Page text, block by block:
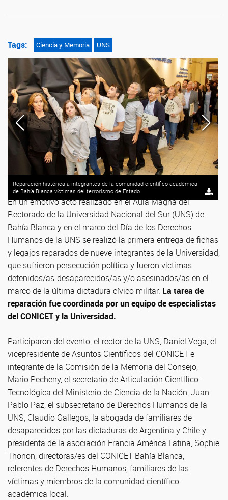
Tags: Ciencia y Memoria UNS
Reparación histórica a integrantes de la comunidad científico académica
de Bahía Blanca víctimas del terrorismo de Estado.
En un emotivo acto realizado en el Aula Magna del
Rectorado de la Universidad Nacional del Sur (UNS) de
Bahía Blanca y en el marco del Día de los Derechos
Humanos de la UNS se realizó la primera entrega de fichas
y legajos reparados de nueve integrantes de la Universidad,
que sufrieron persecución política y fueron víctimas
detenidos/as-desaparecidos/as y/o asesinados/as en el
marco de la última dictadura cívico militar. La tarea de
reparación fue coordinada por un equipo de especialistas
del CONICET y la Universidad.
Participaron del evento, el rector de la UNS, Daniel Vega, el
vicepresidente de Asuntos Científicos del CONICET e
integrante de la Comisión de la Memoria del Consejo,
Mario Pecheny, el secretario de Articulación Científico-
Tecnológica del Ministerio de Ciencia de la Nación, Juan
Pablo Paz, el subsecretario de Derechos Humanos de la
UNS, Claudio Gallegos, la abogada de familiares de
desaparecidos por las dictaduras de Argentina y Chile y
presidenta de la asociación Francia América Latina, Sophie
Thonon, directoras/es del CONICET Bahía Blanca,
referentes de Derechos Humanos, familiares de las
víctimas y miembros de la comunidad científico-
académica local.